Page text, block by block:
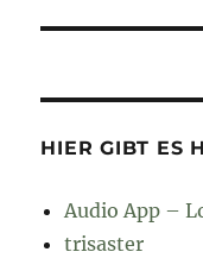
HIER GIBT ES
Audio App –
trisaster